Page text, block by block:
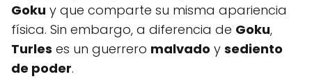
Goku y que comparte su misma apariencia
física. Sin embargo, a diferencia de Goku,
Turles es un guerrero malvado y sediento
de poder.